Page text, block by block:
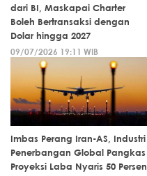
dari BI, Maskapai Charter
Boleh Bertransaksi dengan
Dolar hingga 2027
09/07/2026 19:11 WIB
Imbas Perang Iran-AS, Industri
Penerbangan Global Pangkas
Proyeksi Laba Nyaris 50 Persen